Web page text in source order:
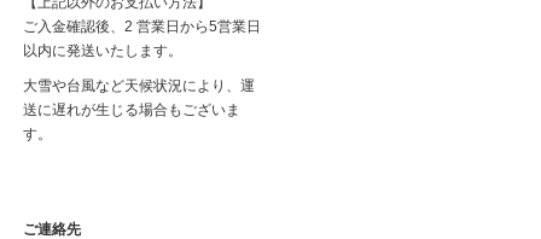
ご入金確認後、2 営業日から5営業日
以内に発送いたします。
大雪や台風など天候状況により、運
送に遅れが生じる場合もございま
す。
ご連絡先